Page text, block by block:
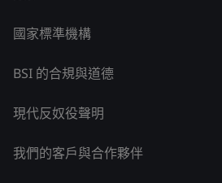
國家標準機構
BSI 的合規與道德
現代反奴役聲明
我們的客戶與合作夥伴